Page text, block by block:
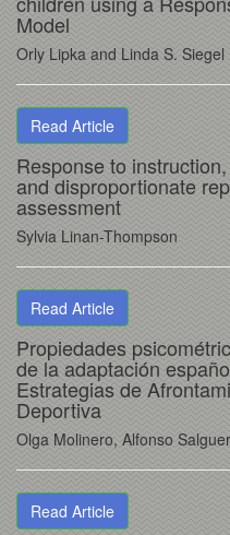
Model
Orly Lipka and Linda S. Siegel
Read Article
Response to
and disproportionate
assessment
Sylvia Linan-Thompson
Read Article
Propiedades
de la adaptación
Estrategias de
Deportiva
Olga Molinero, Alfonso
Read Article